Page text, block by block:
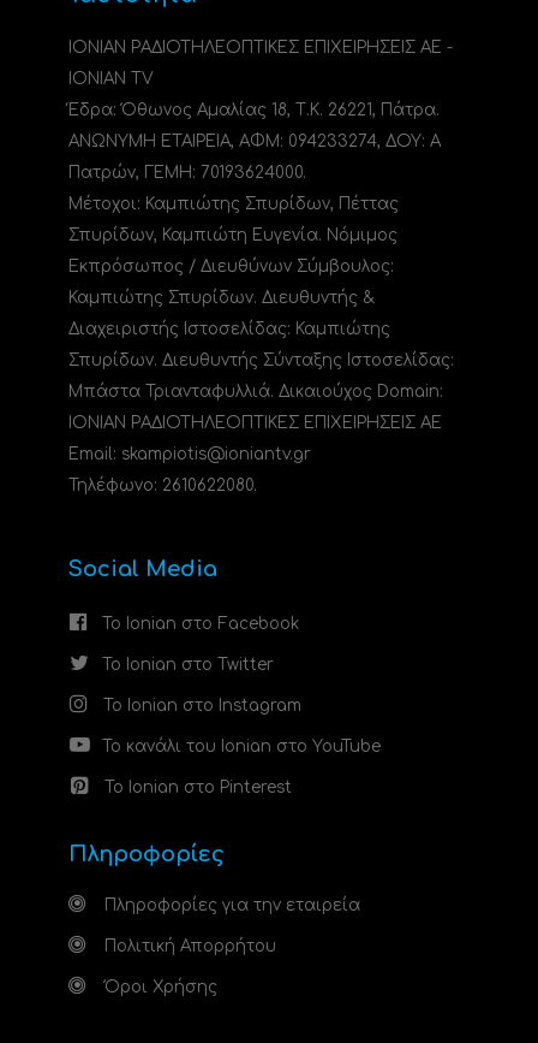
ΙΟΝΙΑΝ ΡΑΔΙΟΤΗΛΕΟΠΤΙΚΕΣ ΕΠΙΧΕΙΡΗΣΕΙΣ ΑΕ -
IONIAN TV
Έδρα: Όθωνος Αμαλίας 18, Τ.Κ. 26221, Πάτρα.
ΑΝΩΝΥΜΗ ΕΤΑΙΡΕΙΑ, ΑΦΜ: 094233274, ΔΟΥ: A
Πατρών, ΓΕΜΗ: 70193624000.
Μέτοχοι: Καμπιώτης Σπυρίδων, Πέττας
Σπυρίδων, Καμπιώτη Ευγενία. Νόμιμος
Εκπρόσωπος / Διευθύνων Σύμβουλος:
Καμπιώτης Σπυρίδων. Διευθυντής &
Διαχειριστής Ιστοσελίδας: Καμπιώτης
Σπυρίδων. Διευθυντής Σύνταξης Ιστοσελίδας:
Μπάστα Τριανταφυλλιά. Δικαιούχος Domain:
ΙΟΝΙΑΝ ΡΑΔΙΟΤΗΛΕΟΠΤΙΚΕΣ ΕΠΙΧΕΙΡΗΣΕΙΣ ΑΕ
Email: skampiotis@ioniantv.gr
Τηλέφωνο: 2610622080.
Social Media
Το Ionian στο Facebook
Το Ionian στο Twitter
Το Ionian στο Instagram
Το κανάλι του Ionian στο YouTube
Το Ionian στο Pinterest
Πληροφορίες
Πληροφορίες για την εταιρεία
Πολιτική Απορρήτου
Όροι Χρήσης